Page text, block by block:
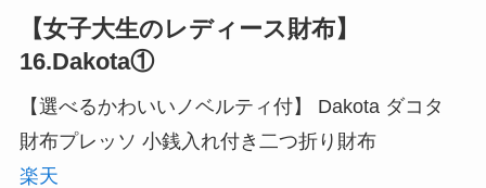
【女子大生のレディース財布】
16.Dakota①
【選べるかわいいノベルティ付】 Dakota ダコタ
財布プレッソ 小銭入れ付き二つ折り財布
楽天